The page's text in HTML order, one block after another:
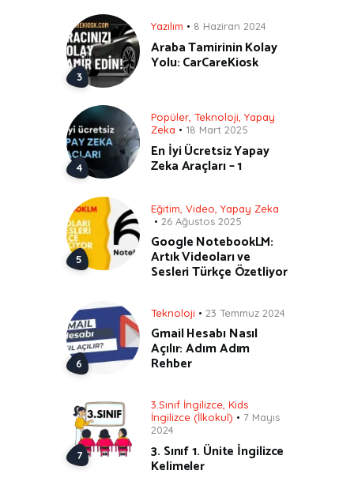
Yazılım 8 Haziran 2024
Araba Tamirinin Kolay
Yolu: CarCareKiosk
Popüler Teknoloji Yapay
Zeka
18 Mart 2025
En İyi Ücretsiz Yapay
Zeka Araçları – 1
Eğitim Video Yapay Zeka
26 Ağustos 2025
Google NotebookLM:
Artık Videoları ve
Sesleri Türkçe Özetliyor
Teknoloji 23 Temmuz 2024
Gmail Hesabı Nasıl
Açılır: Adım Adım
Rehber
3.Sınıf İngilizce Kids
İngilizce (İlkokul)
7 Mayıs
2024
3. Sınıf 1. Ünite İngilizce
Kelimeler